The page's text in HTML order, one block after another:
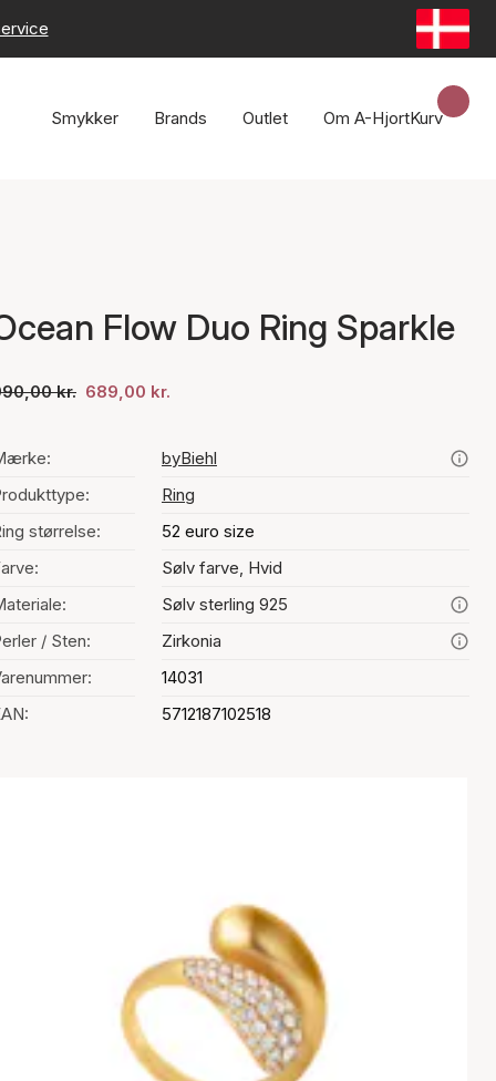
Smykker Brands Outlet Om A-HjortKurv
Flow Duo Ring Sparkle
kr. 689,00 kr.
byBiehl
Ring
størrelse:
52 euro size
Sølv farve, Hvid
Sølv sterling 925
/ Sten:
Zirkonia
14031
5712187102518